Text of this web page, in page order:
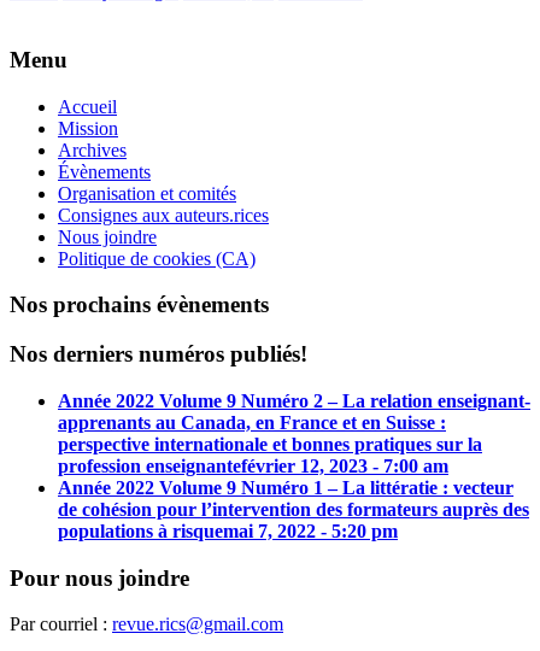
Menu
Accueil
Mission
Archives
Évènements
Organisation et comités
Consignes aux auteurs.rices
Nous joindre
Politique de cookies (CA)
Nos prochains évènements
Nos derniers numéros publiés!
Année 2022 Volume 9 Numéro 2 – La relation enseignant-
apprenants au Canada, en France et en Suisse :
perspective internationale et bonnes pratiques sur la
profession enseignantefévrier 12, 2023 - 7:00 am
Année 2022 Volume 9 Numéro 1 – La littératie : vecteur
de cohésion pour l’intervention des formateurs auprès des
populations à risquemai 7, 2022 - 5:20 pm
Pour nous joindre
Par courriel : revue.rics@gmail.com